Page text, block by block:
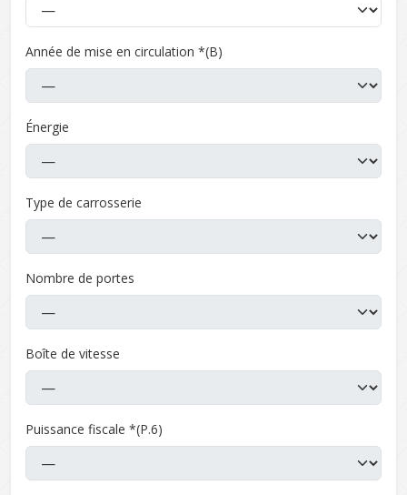
Année de mise en circulation *(B)
Énergie
Type de carrosserie
Nombre de portes
Boîte de vitesse
Puissance fiscale *(P.6)